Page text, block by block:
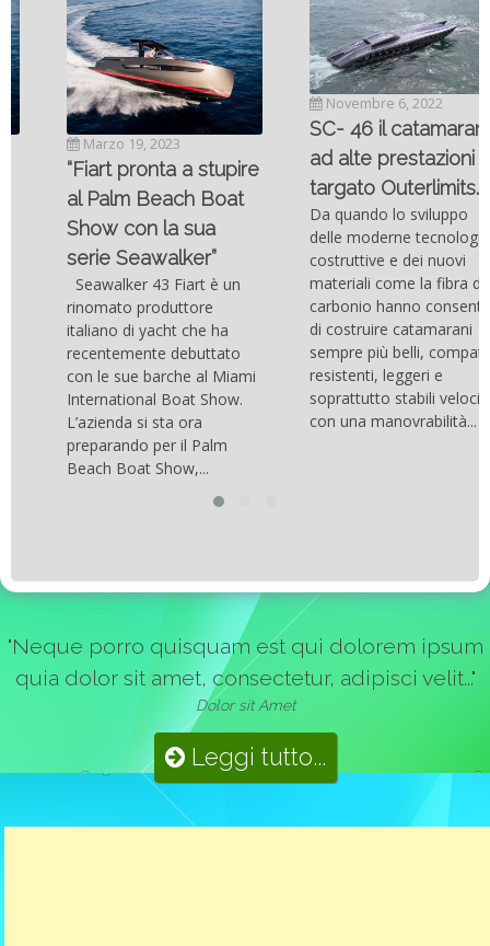
Marzo 19, 2023
“Fiart pronta a stupire
al Palm Beach Boat
Show con la sua
serie Seawalker”
Seawalker 43 Fiart è un
rinomato produttore
italiano di yacht che ha
recentemente debuttato
con le sue barche al Miami
International Boat Show.
L’azienda si sta ora
preparando per il Palm
Beach Boat Show,...
Novembre 6, 2022
SC- 46 il catamarano
ad alte prestazioni
targato Outerlimits.
Da quando lo sviluppo
delle moderne tecnologie
costruttive e dei nuovi
materiali come la fibra di
carbonio hanno consentito
di costruire catamarani
sempre più belli, compatti,
resistenti, leggeri e
soprattutto stabili veloci
con una manovrabilità...
"Neque porro quisquam est qui dolorem ipsum
quia dolor sit amet, consectetur, adipisci velit..."
Dolor sit Amet
Leggi tutto...